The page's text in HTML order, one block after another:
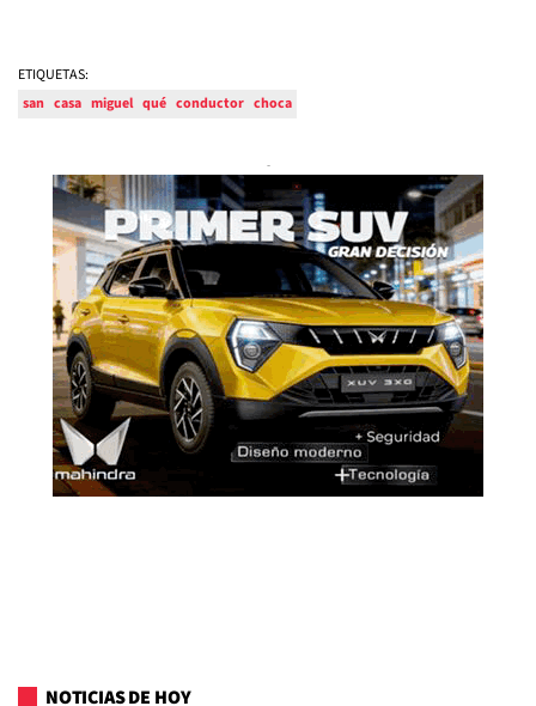
ETIQUETAS:
san casa miguel qué conductor choca
NOTICIAS DE HOY